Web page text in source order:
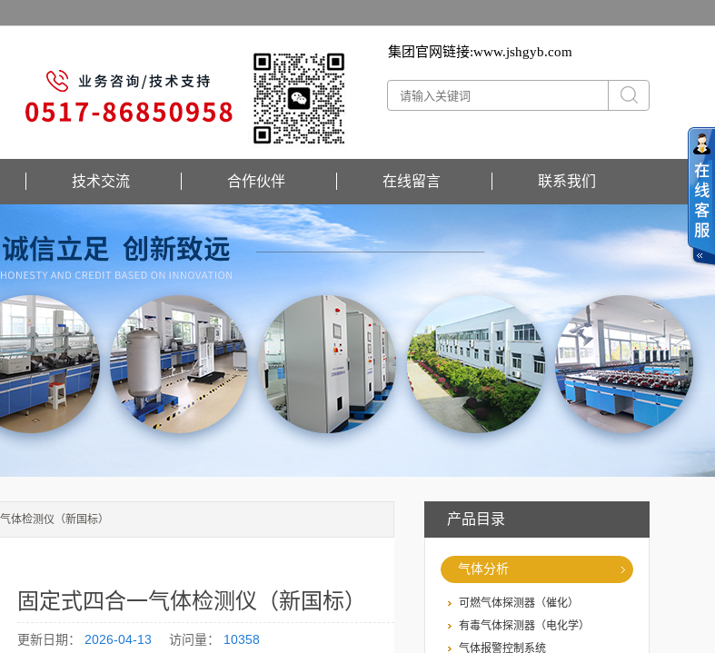
集团官网链接:www.jshgyb.com
技术交流 合作伙伴 在线留言 联系我们
产品目录
气体分析
可燃气体探测器（催化）
有毒气体探测器（电化学）
气体报警控制系统
体检测仪（新国标）
固定式四合一气体检测仪（新国标）
更新日期： 2026-04-13 访问量： 10358